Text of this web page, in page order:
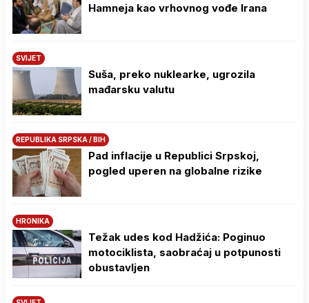
Hamneja kao vrhovnog vođe Irana
SVIJET
Suša, preko nuklearke, ugrozila
mađarsku valutu
REPUBLIKA SRPSKA / BIH
Pad inflacije u Republici Srpskoj,
pogled uperen na globalne rizike
HRONIKA
Težak udes kod Hadžića: Poginuo
motociklista, saobraćaj u potpunosti
obustavljen